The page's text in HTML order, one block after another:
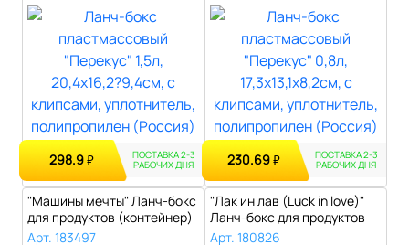
298.9₽ ПОСТАВКА 2-3
РАБОЧИХ ДНЯ 230.69₽ ПОСТАВКА 2-3
РАБОЧИХ ДНЯ
"Машины мечты" Ланч-бокс
для продуктов (контейнер)
стек..
Арт. 183497
"Лак ин лав (Luck in love)"
Ланч-бокс для продуктов
(ко..
Арт. 180826